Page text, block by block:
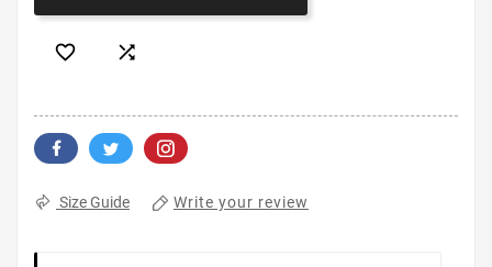
 
Size Guide Write your review